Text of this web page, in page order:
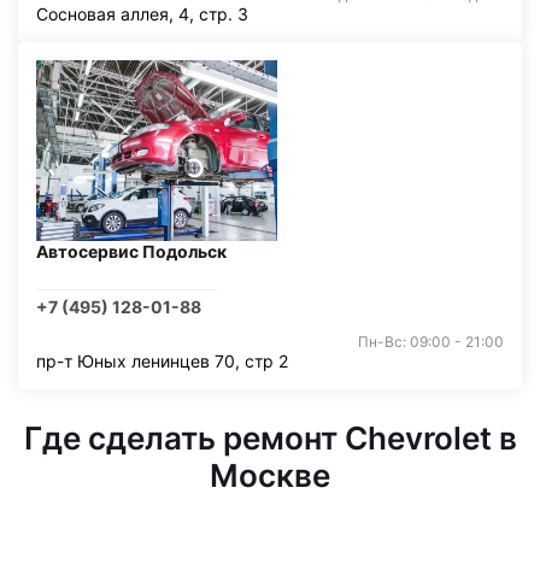
Сосновая аллея, 4, стр. 3
Автосервис Подольск
+7 (495) 128-01-88
Пн-Вс: 09:00 - 21:00
пр-т Юных ленинцев 70, стр 2
Где сделать ремонт Chevrolet в
Москве